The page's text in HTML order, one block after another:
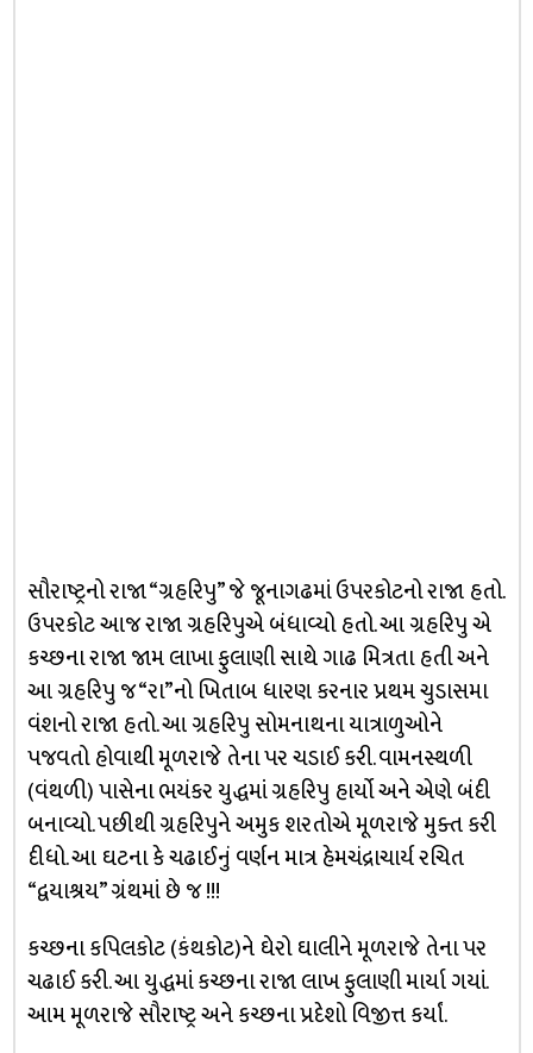
સૌરાષ્ટ્રનો રાજા “ગ્રહરિપુ” જે જૂનાગઢમાં ઉપરકોટનો રાજા હતો.
ઉપરકોટ આજ રાજા ગ્રહરિપુએ બંધાવ્યો હતો. આ ગ્રહરિપુ એ
કચ્છના રાજા જામ લાખા ફુલાણી સાથે ગાઢ મિત્રતા હતી અને
આ ગ્રહરિપુ જ “રા”નો ખિતાબ ધારણ કરનાર પ્રથમ ચુડાસમા
વંશનો રાજા હતો. આ ગ્રહરિપુ સોમનાથના યાત્રાળુઓને
પજવતો હોવાથી મૂળરાજે તેના પર ચડાઈ કરી. વામનસ્થળી
(વંથળી) પાસેના ભયંકર યુદ્ધમાં ગ્રહરિપુ હાર્યો અને એણે બંદી
બનાવ્યો. પછીથી ગ્રહરિપુને અમુક શરતોએ મૂળરાજે મુક્ત કરી
દીધો. આ ઘટના કે ચઢાઈનું વર્ણન માત્ર હેમચંદ્રાચાર્ય રચિત
“દ્વયાશ્રય” ગ્રંથમાં છે જ !!!
કચ્છના કપિલકોટ (કંથકોટ)ને ઘેરો ઘાલીને મૂળરાજે તેના પર
ચઢાઈ કરી. આ યુદ્ધમાં કચ્છના રાજા લાખ ફુલાણી માર્યા ગયાં.
આમ મૂળરાજે સૌરાષ્ટ્ર અને કચ્છના પ્રદેશો વિજીત્ત કર્યાં.